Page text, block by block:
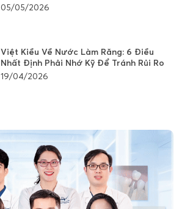
05/05/2026
Việt Kiều Về Nước Làm Răng: 6 Điều
Nhất Định Phải Nhớ Kỹ Để Tránh Rủi Ro
19/04/2026